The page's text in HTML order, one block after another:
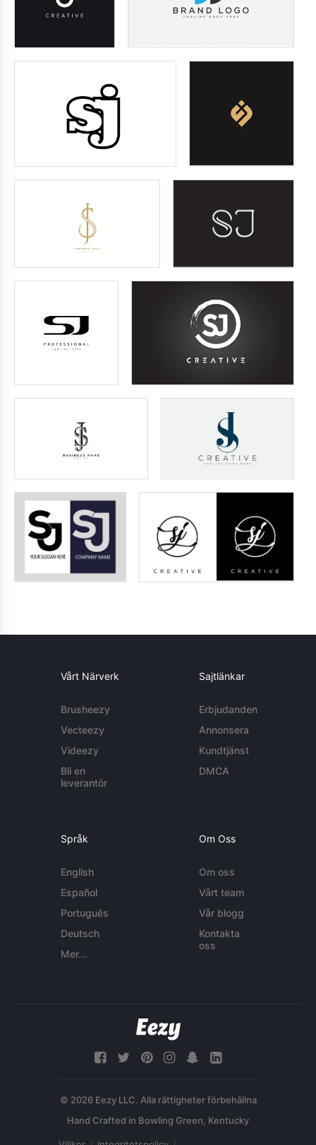
Vårt Närverk
Brusheezy
Vecteezy
Videezy
Bli en
leverantör
Sajtlänkar
Erbjudanden
Annonsera
Kundtjänst
DMCA
Språk
English
Español
Português
Deutsch
Mer...
Om Oss
Om oss
Vårt team
Vår blogg
Kontakta
oss
© 2026 Eezy LLC. Alla rättigheter förbehållna